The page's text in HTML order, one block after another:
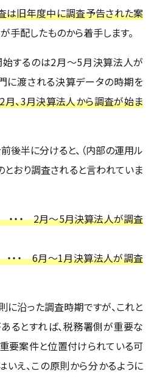
は旧年度中に調査予告された案
手配したものから着手します。
するのは2月～5月決算法人が
に渡される決算データの時期を
2月、3月決算法人から調査が始ま
後半に分けると、（内部の運用ル
とおり調査されると言われていま
・・ 2月～5月決算法人が調査
・・ 6月～1月決算法人が調査
に沿った調査時期ですが、これと
るとすれば、税務署側が重要な
要案件と位置付けられている可
いえ、この原則から分かるように